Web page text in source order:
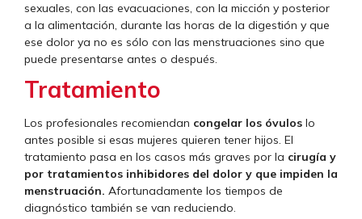
sexuales, con las evacuaciones, con la micción y posterior
a la alimentación, durante las horas de la digestión y que
ese dolor ya no es sólo con las menstruaciones sino que
puede presentarse antes o después.
Tratamiento
Los profesionales recomiendan congelar los óvulos lo
antes posible si esas mujeres quieren tener hijos. El
tratamiento pasa en los casos más graves por la cirugía y
por tratamientos inhibidores del dolor y que impiden la
menstruación. Afortunadamente los tiempos de
diagnóstico también se van reduciendo.